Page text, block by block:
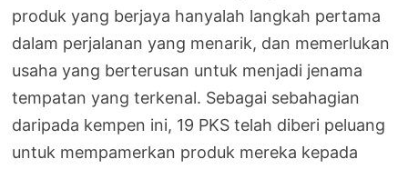
produk yang berjaya hanyalah langkah pertama
dalam perjalanan yang menarik, dan memerlukan
usaha yang berterusan untuk menjadi jenama
tempatan yang terkenal. Sebagai sebahagian
daripada kempen ini, 19 PKS telah diberi peluang
untuk mempamerkan produk mereka kepada